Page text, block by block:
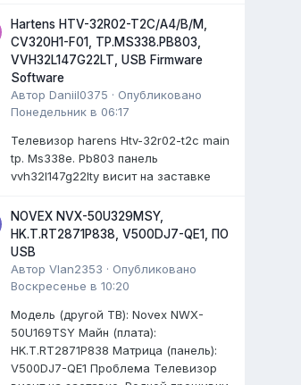
Hartens HTV-32R02-T2C/A4/B/M,
CV320H1-F01, TP.MS338.PB803,
VVH32L147G22LT, USB Firmware
Software
АвторDaniil0375 · Опубликовано
Понедельник в 06:17
Телевизор harens Htv-32r02-t2c main
tp. Ms338e. Pb803 панель
vvh32l147g22lty висит на заставке
NOVEX NVX-50U329MSY,
HK.T.RT2871P838, V500DJ7-QE1, ПО
USB
АвторVlan2353 · Опубликовано
Воскресенье в 10:20
Модель (другой ТВ): Novex NWX-
50U169TSY Майн (плата):
HK.T.RT2871P838 Матрица (панель):
V500DJ7-QE1 Проблема Телевизор